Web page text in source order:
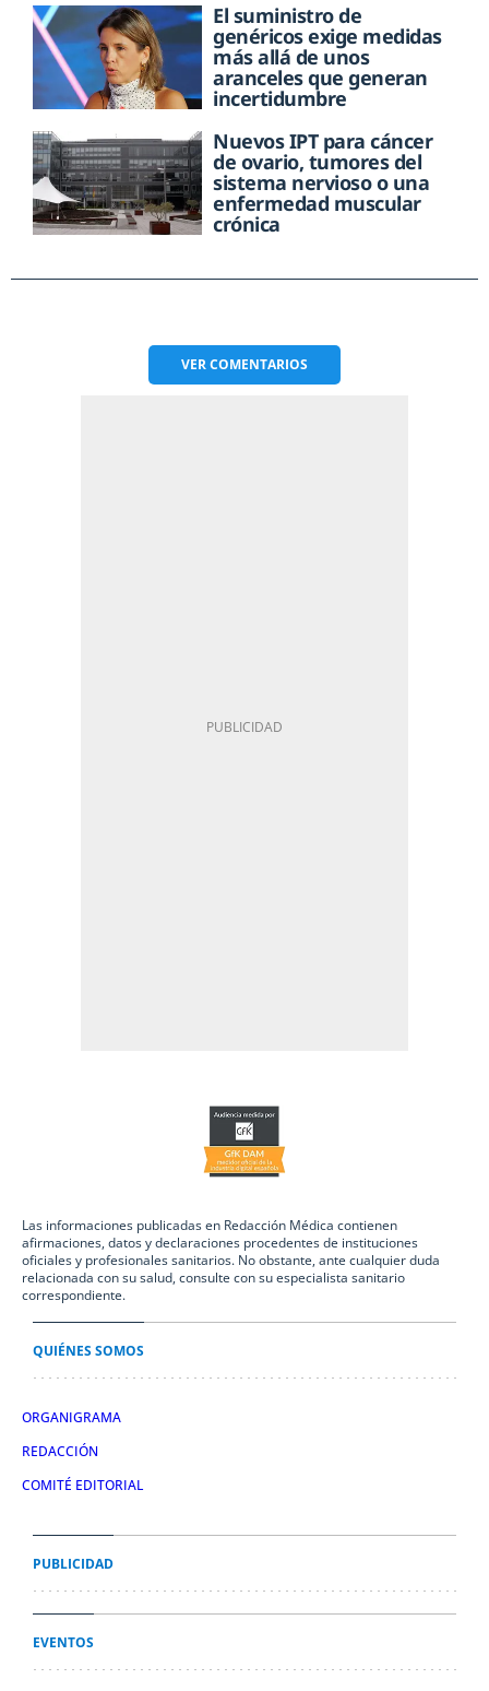
El suministro de
genéricos exige medidas
más allá de unos
aranceles que generan
incertidumbre
Nuevos IPT para cáncer
de ovario, tumores del
sistema nervioso o una
enfermedad muscular
crónica
VERCOMENTARIOS
Las informaciones publicadas en Redacción Médica contienen
afirmaciones, datos y declaraciones procedentes de instituciones
oficiales y profesionales sanitarios. No obstante, ante cualquier duda
relacionada con su salud, consulte con su especialista sanitario
correspondiente.
QUIÉNES SOMOS
ORGANIGRAMA
REDACCIÓN
COMITÉ EDITORIAL
PUBLICIDAD
EVENTOS